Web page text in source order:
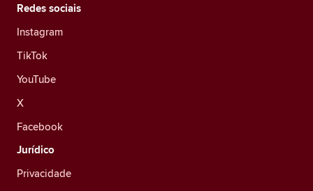
Redes sociais
Instagram
TikTok
YouTube
X
Facebook
Jurídico
Privacidade